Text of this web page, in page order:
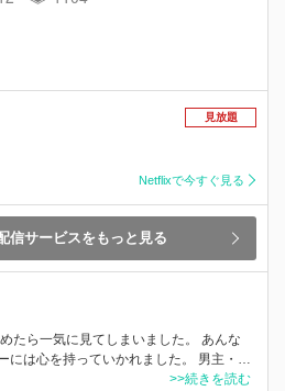
見放題
Netflixで今すぐ見る
信サービスをもっと見る
たら一気に見てしまいました。 あんな
には心を持っていかれました。 男主・…
>>続きを読む